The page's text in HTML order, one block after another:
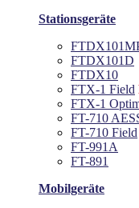
Stationsgeräte
FTDX101D
FTDX10
FTX-1 Field
FTX-1
FT-710
FT-710 Field
FT-991A
FT-891
Mobilgeräte